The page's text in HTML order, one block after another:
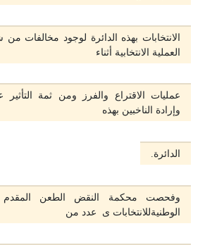
الانتخابات بهذه الدائرة لوجود مخالفات من
العملية الانتخابية أثناء
عمليات الاقتراع والفرز ومن ثمة التأثير
وإرادة الناخبين بهذه
الدائرة.
وفحصت محكمة النقض الطعن المقدم
الوطنيةللانتخابات ى عدد من